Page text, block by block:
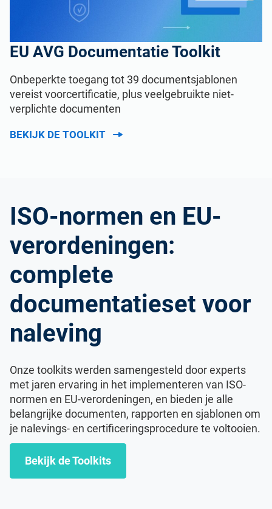
EU AVG Documentatie Toolkit
Onbeperkte toegang tot 39 documentsjablonen
vereist voorcertificatie, plus veelgebruikte niet-
verplichte documenten
BEKIJK DE TOOLKIT
ISO-normen en EU-
verordeningen:
complete
documentatieset voor
naleving
Onze toolkits werden samengesteld door experts
met jaren ervaring in het implementeren van ISO-
normen en EU-verordeningen, en bieden je alle
belangrijke documenten, rapporten en sjablonen om
je nalevings- en certificeringsprocedure te voltooien.
Bekijk de Toolkits